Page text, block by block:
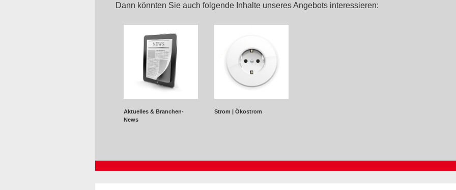
Dann könnten Sie auch folgende Inhalte unseres Angebots interessieren:
Aktuelles & Branchen-
News
Strom | Ökostrom